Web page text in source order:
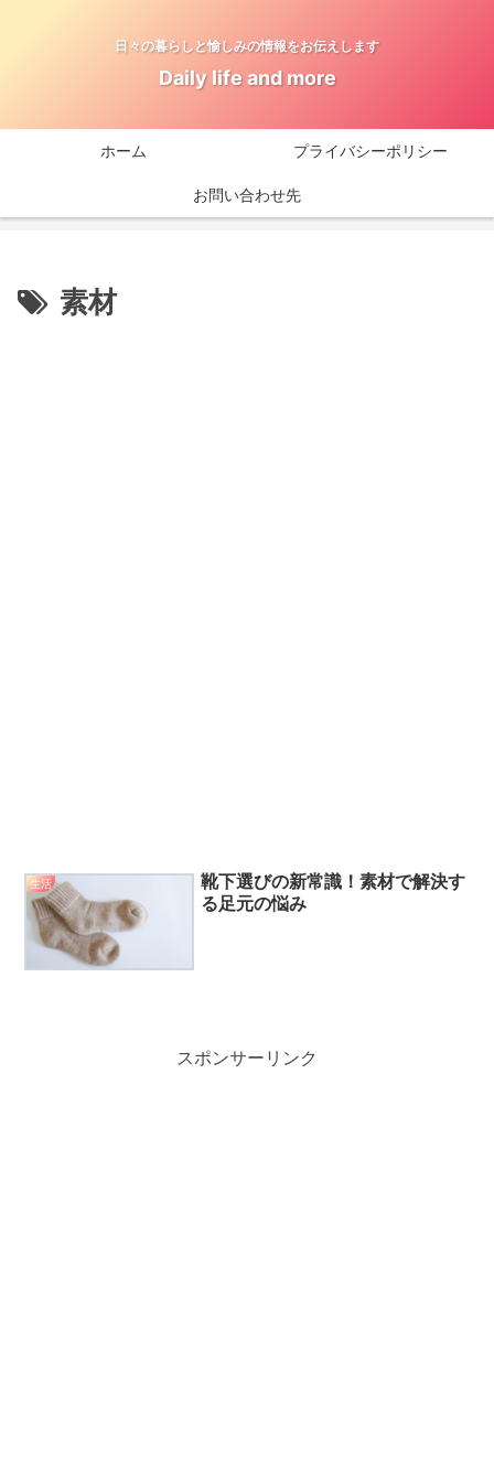
日々の暮らしと愉しみの情報をお伝えします
Daily life and more
ホーム プライバシーポリシー
お問い合わせ先
素材
生活
靴下選びの新常識！素材で解決す
る足元の悩み
スポンサーリンク